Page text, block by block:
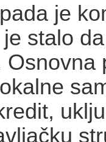
je
stalo
Osnovna